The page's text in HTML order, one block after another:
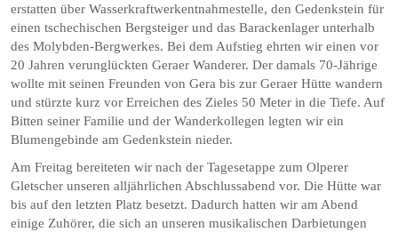
erstatten über Wasserkraftwerkentnahmestelle, den Gedenkstein für
einen tschechischen Bergsteiger und das Baracken­lager unterhalb
des Molybden-Bergwerkes. Bei dem Aufstieg ehrten wir einen vor
20 Jahren verunglückten Geraer Wanderer. Der damals 70-Jährige
wollte mit seinen Freunden von Gera bis zur Geraer Hütte wandern
und stürzte kurz vor Erreichen des Zieles 50 Meter in die Tiefe. Auf
Bitten seiner Familie und der Wanderkollegen legten wir ein
Blumengebinde am Gedenkstein nieder.
Am Freitag bereiteten wir nach der Tagesetappe zum Olperer
Gletscher unseren alljährlichen Abschlussabend vor. Die Hütte war
bis auf den letzten Platz besetzt. Dadurch hatten wir am Abend
einige Zuhörer, die sich an unseren musikalischen Darbietungen